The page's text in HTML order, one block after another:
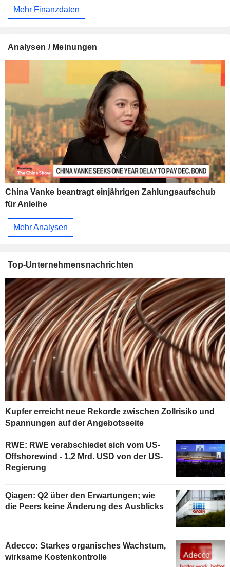
Mehr Finanzdaten
Analysen / Meinungen
China Vanke beantragt einjährigen Zahlungsaufschub
für Anleihe
Mehr Analysen
Top-Unternehmensnachrichten
Kupfer erreicht neue Rekorde zwischen Zollrisiko und
Spannungen auf der Angebotsseite
RWE: RWE verabschiedet sich vom US-
Offshorewind - 1,2 Mrd. USD von der US-
Regierung
Qiagen: Q2 über den Erwartungen; wie
die Peers keine Änderung des Ausblicks
Adecco: Starkes organisches Wachstum,
wirksame Kostenkontrolle